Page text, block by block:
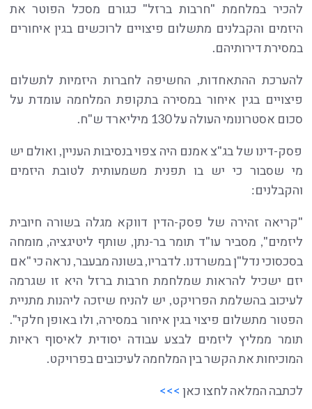
להכיר במלחמת "חרבות ברזל" כגורם מסכל הפוטר את
היזמים והקבלנים מתשלום פיצויים לרוכשים בגין איחורים
במסירת דירותיהם.
להערכת ההתאחדות, החשיפה לחברות היזמיות לתשלום
פיצויים בגין איחור במסירה בתקופת המלחמה עומדת על
סכום אסטרונומי העולה על 130 מיליארד ש"ח.
פסק-דינו של בג"צ אמנם היה צפוי בנסיבות העניין, ואולם יש
מי שסבור כי יש בו תפנית משמעותית לטובת היזמים
והקבלנים:
"קריאה זהירה של פסק-הדין דווקא מגלה בשורה חיובית
ליזמים", מסביר עו"ד תומר בר-נתן, שותף ליטיגציה, מומחה
בסכסוכי נדל"ן במשרדנו. לדבריו, בשונה מבעבר, נראה כי "אם
יזם ישכיל להראות שמלחמת חרבות ברזל היא זו שגרמה
לעיכוב בהשלמת הפרויקט, יש להניח שיזכה ליהנות מתניית
הפטור מתשלום פיצוי בגין איחור במסירה, ולו באופן חלקי".
תומר ממליץ ליזמים לבצע עבודה יסודית לאיסוף ראיות
המוכיחות את הקשר בין המלחמה לעיכובים בפרויקט.
לכתבה המלאה לחצו כאן >>>